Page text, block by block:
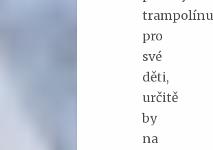
trampolínu
pro
své
děti,
určitě
by
na